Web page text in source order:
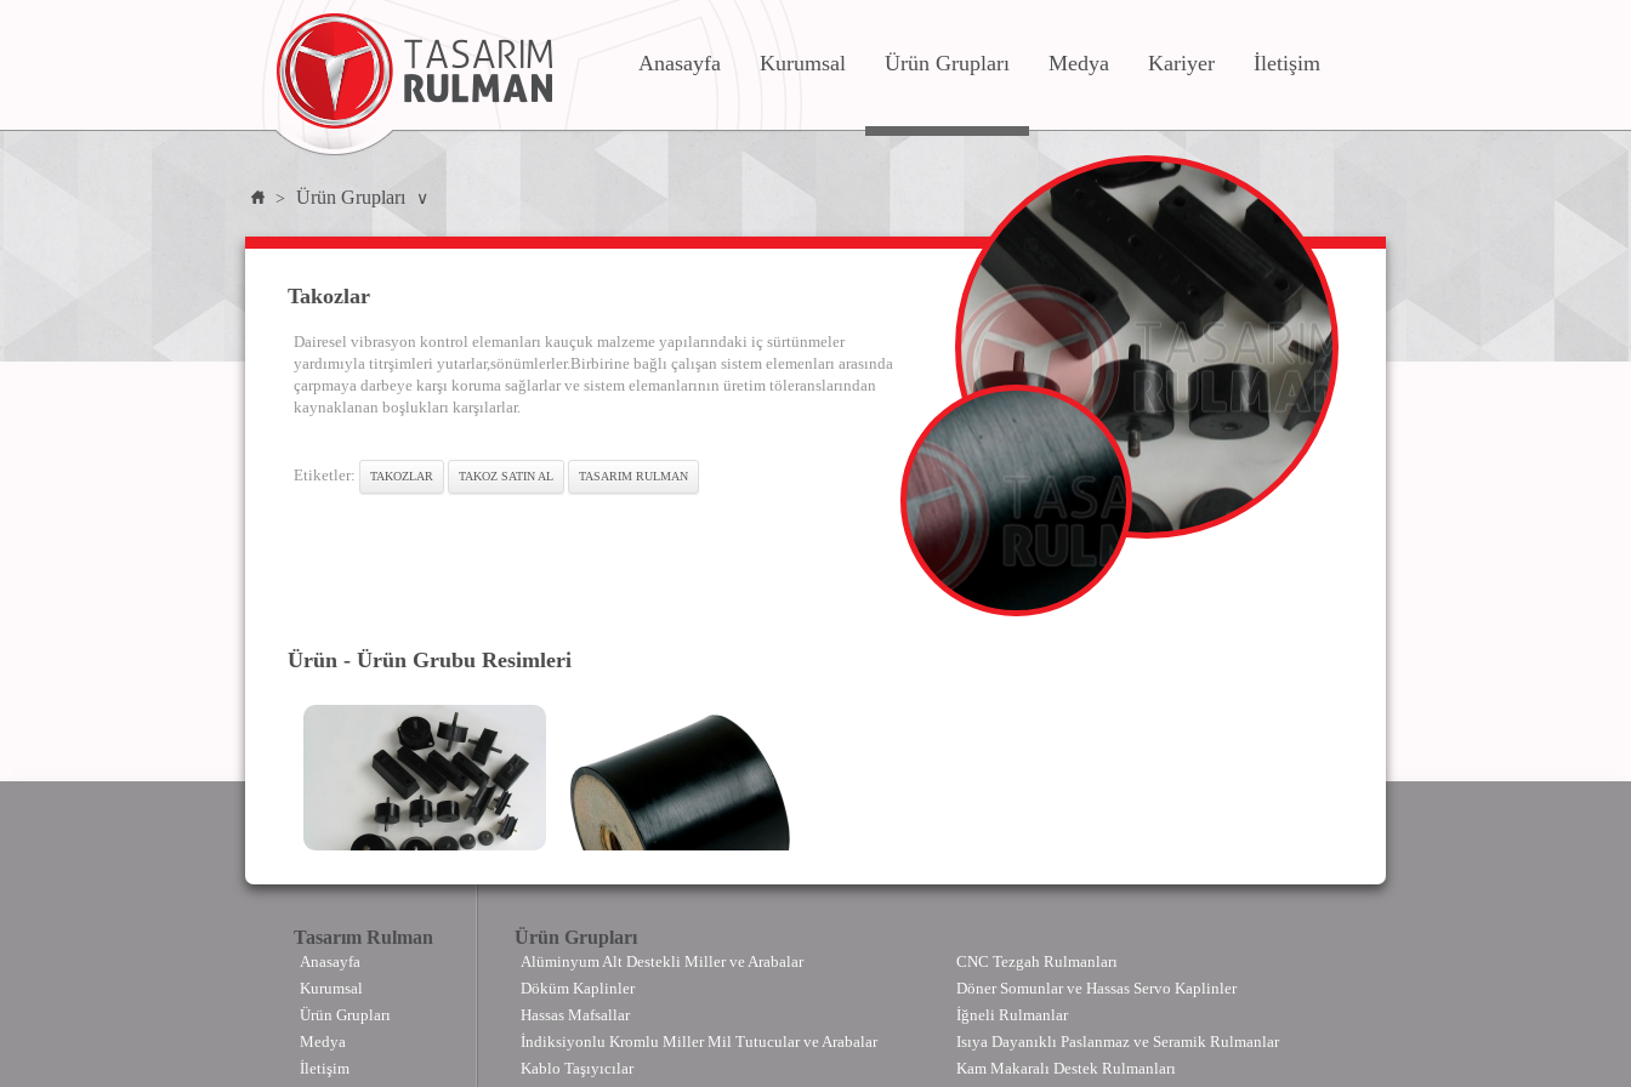
Anasayfa Kurumsal Ürün Grupları Medya Kariyer İletişim
> Ürün Grupları ∨
Takozlar
Dairesel vibrasyon kontrol elemanları kauçuk malzeme yapılarındaki iç sürtünmeler
yardımıyla titrşimleri yutarlar,sönümlerler.Birbirine bağlı çalışan sistem elemenları arasında
çarpmaya darbeye karşı koruma sağlarlar ve sistem elemanlarının üretim töleranslarından
kaynaklanan boşlukları karşılarlar.
Etiketler: TAKOZLAR TAKOZ SATIN AL TASARIM RULMAN
Ürün - Ürün Grubu Resimleri
Tasarım Rulman
Anasayfa
Kurumsal
Ürün Grupları
Medya
İletişim
Ürün Grupları
Alüminyum Alt Destekli Miller ve Arabalar
CNC Tezgah Rulmanları
Döküm Kaplinler
Döner Somunlar ve Hassas Servo Kaplinler
Hassas Mafsallar
İğneli Rulmanlar
İndiksiyonlu Kromlu Miller Mil Tutucular ve Arabalar
Isıya Dayanıklı Paslanmaz ve Seramik Rulmanlar
Kablo Taşıyıcılar
Kam Makaralı Destek Rulmanları